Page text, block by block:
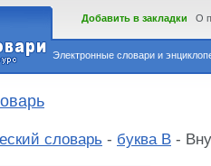
Электронные словари и
Добавить в закладки О
словарь - буква В -